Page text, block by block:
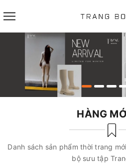
HÀNG
Danh sách sản phẩm thời trang
bộ sưu tập